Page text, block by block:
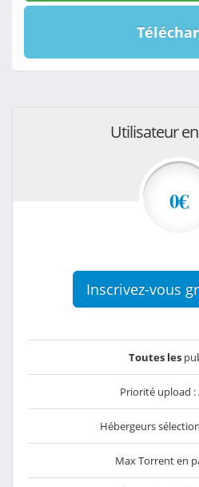
Utilisateur
0€
Inscrivez-vous
Toutes les
Priorité upload :
Hébergeurs
Max Torrent en